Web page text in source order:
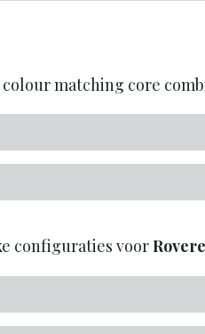
matching core
configuraties voor